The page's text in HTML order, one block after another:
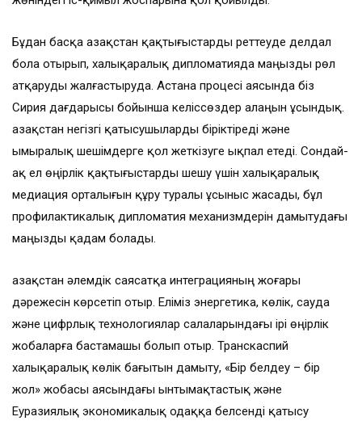
Бұдан басқа Қазақстан қақтығыстарды реттеуде делдал
бола отырып, халықаралық дипломатияда маңызды рөл
атқаруды жалғастыруда. Астана процесі аясында біз
Сирия дағдарысы бойынша келіссөздер алаңын ұсындық.
Қазақстан негізгі қатысушыларды біріктіреді және
ымыралық шешімдерге қол жеткізуге ықпал етеді. Сондай-
ақ ел өңірлік қақтығыстарды шешу үшін халықаралық
медиация орталығын құру туралы ұсыныс жасады, бұл
профилактикалық дипломатия механизмдерін дамытудағы
маңызды қадам болады.
Қазақстан әлемдік саясатқа интеграцияның жоғары
дәрежесін көрсетіп отыр. Еліміз энергетика, көлік, сауда
және цифрлық технологиялар салаларындағы ірі өңірлік
жобаларға бастамашы болып отыр. Транскаспий
халықаралық көлік бағытын дамыту, «Бір белдеу – бір
жол» жобасы аясындағы ынтымақтастық және
Еуразиялық экономикалық одаққа белсенді қатысу